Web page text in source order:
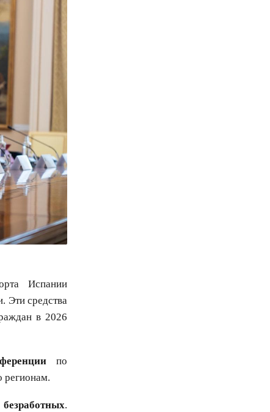
Испании
Эти средства
в 2026
по
регионам.
безработных.